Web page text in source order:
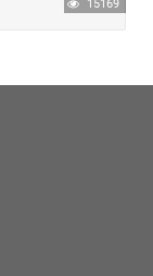
15169